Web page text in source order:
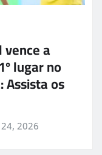
vence a
lugar no
Assista os
2026